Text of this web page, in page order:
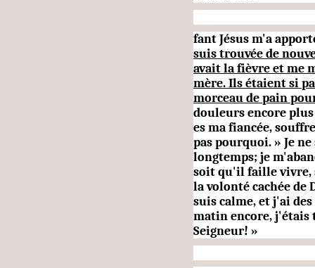
fant Jésus m'a
suis trouvée de
avait la fièvre et me
mère. Ils étaient si
morceau de pain
douleurs encore
es ma fiancée,
pas pourquoi. » Je
longtemps; je
soit qu'il faille vivre,
la volonté cachée de
suis calme, et j'ai
matin encore, j'étais
Seigneur! »